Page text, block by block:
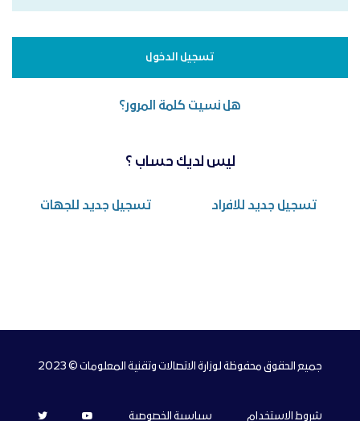
هل نسيت كلمة المرور؟
ليس لديك حساب ؟
تسجيل جديد للافراد تسجيل جديد للجهات
جميع الحقوق محفوظة لوزارة الاتصالات وتقنية المعلومات © 2023
شروط الاستخدام سياسية الخصوصية